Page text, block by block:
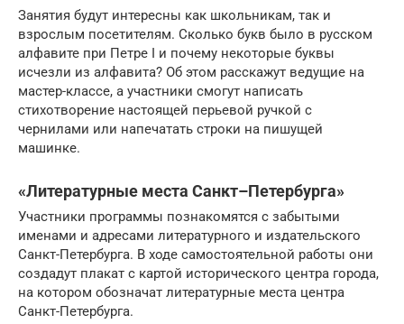
Занятия будут интересны как школьникам, так и
взрослым посетителям. Сколько букв было в русском
алфавите при Петре I и почему некоторые буквы
исчезли из алфавита? Об этом расскажут ведущие на
мастер-классе, а участники смогут написать
стихотворение настоящей перьевой ручкой с
чернилами или напечатать строки на пишущей
машинке.
«Литературные места Санкт–Петербурга»
Участники программы познакомятся с забытыми
именами и адресами литературного и издательского
Санкт-Петербурга. В ходе самостоятельной работы они
создадут плакат с картой исторического центра города,
на котором обозначат литературные места центра
Санкт-Петербурга.